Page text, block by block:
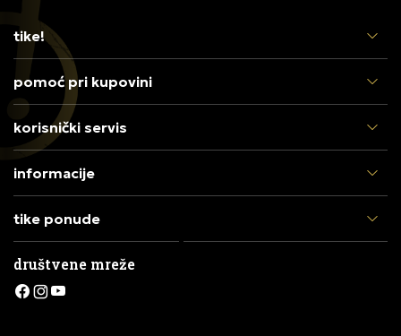
tike!
pomoć pri kupovini
korisnički servis
informacije
tike ponude
društvene mreže